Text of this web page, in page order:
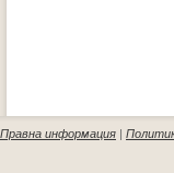
Правна информация |